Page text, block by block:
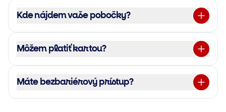
Kde nájdem vaše pobočky?
Môžem platiť kartou?
Máte bezbariérový prístup?